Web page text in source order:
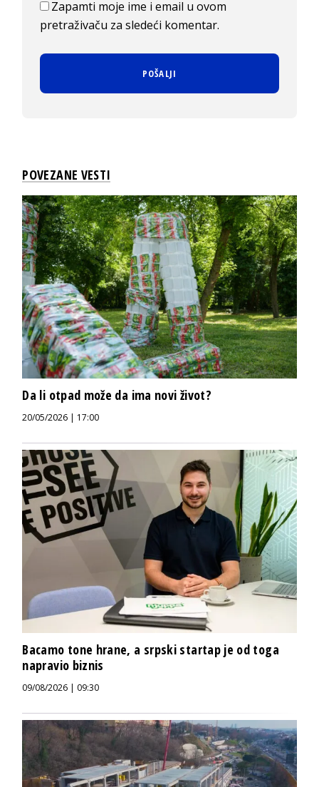
Zapamti moje ime i email u ovom
pretraživaču za sledeći komentar.
POVEZANE VESTI
Da li otpad može da ima novi život?
20/05/2026 | 17:00
Bacamo tone hrane, a srpski startap je od toga
napravio biznis
09/08/2026 | 09:30